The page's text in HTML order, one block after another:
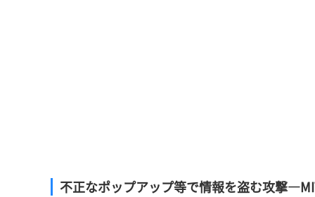
不正なポップアップ等で情報を盗む攻撃